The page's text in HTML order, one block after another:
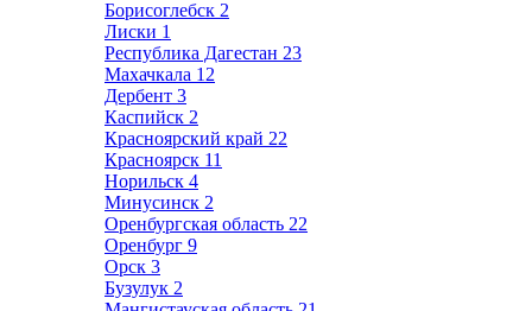
Борисоглебск 2
Лиски 1
Республика Дагестан 23
Махачкала 12
Дербент 3
Каспийск 2
Красноярский край 22
Красноярск 11
Норильск 4
Минусинск 2
Оренбургская область 22
Оренбург 9
Орск 3
Бузулук 2